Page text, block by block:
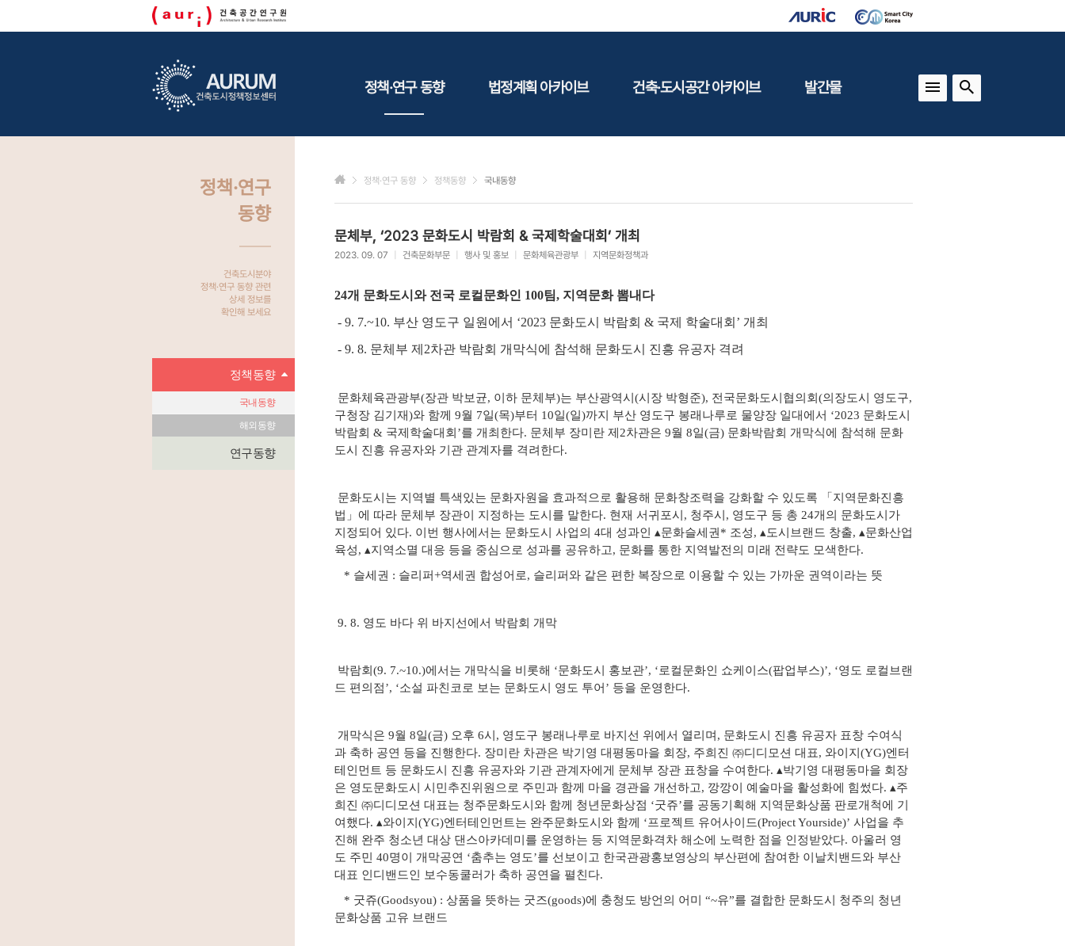
정책·연구 동향
연구동향
법정계획 아카이브
환경
사회복지
건축·도시공간 아카이브 발간물
건축도시연구
정책·연구
동향
건축도시분야
정책·연구 동향 관련
상세 정보를
확인해 보세요
정책동향
국내동향
해외동향
연구동향
정책·연구 동향 정책동향 국내동향
문체부, ‘2023 문화도시 박람회 & 국제학술대회’ 개최
2023. 09. 07 건축문화부문 행사 및 홍보 문화체육관광부 지역문화정책과
24개 문화도시와 전국 로컬문화인 100팀, 지역문화 뽐내다
- 9. 7.~10. 부산 영도구 일원에서 ‘2023 문화도시 박람회 & 국제 학술대회’ 개최
- 9. 8. 문체부 제2차관 박람회 개막식에 참석해 문화도시 진흥 유공자 격려
문화체육관광부(장관 박보균, 이하 문체부)는 부산광역시(시장 박형준), 전국문화도시협의회(의장도시 영도구,
구청장 김기재)와 함께 9월 7일(목)부터 10일(일)까지 부산 영도구 봉래나루로 물양장 일대에서 ‘2023 문화도시
박람회 & 국제학술대회’를 개최한다. 문체부 장미란 제2차관은 9월 8일(금) 문화박람회 개막식에 참석해 문화
도시 진흥 유공자와 기관 관계자를 격려한다.
문화도시는 지역별 특색있는 문화자원을 효과적으로 활용해 문화창조력을 강화할 수 있도록 「지역문화진흥
법」에 따라 문체부 장관이 지정하는 도시를 말한다. 현재 서귀포시, 청주시, 영도구 등 총 24개의 문화도시가
지정되어 있다. 이번 행사에서는 문화도시 사업의 4대 성과인 ▴문화슬세권* 조성, ▴도시브랜드 창출, ▴문화산업
육성, ▴지역소멸 대응 등을 중심으로 성과를 공유하고, 문화를 통한 지역발전의 미래 전략도 모색한다.
* 슬세권 : 슬리퍼+역세권 합성어로, 슬리퍼와 같은 편한 복장으로 이용할 수 있는 가까운 권역이라는 뜻
9. 8. 영도 바다 위 바지선에서 박람회 개막
박람회(9. 7.~10.)에서는 개막식을 비롯해 ‘문화도시 홍보관’, ‘로컬문화인 쇼케이스(팝업부스)’, ‘영도 로컬브랜
드 편의점’, ‘소설 파친코로 보는 문화도시 영도 투어’ 등을 운영한다.
개막식은 9월 8일(금) 오후 6시, 영도구 봉래나루로 바지선 위에서 열리며, 문화도시 진흥 유공자 표창 수여식
과 축하 공연 등을 진행한다. 장미란 차관은 박기영 대평동마을 회장, 주희진 ㈜디디모션 대표, 와이지(YG)엔터
테인먼트 등 문화도시 진흥 유공자와 기관 관계자에게 문체부 장관 표창을 수여한다. ▴박기영 대평동마을 회장
은 영도문화도시 시민추진위원으로 주민과 함께 마을 경관을 개선하고, 깡깡이 예술마을 활성화에 힘썼다. ▴주
희진 ㈜디디모션 대표는 청주문화도시와 함께 청년문화상점 ‘굿쥬’를 공동기획해 지역문화상품 판로개척에 기
여했다. ▴와이지(YG)엔터테인먼트는 완주문화도시와 함께 ‘프로젝트 유어사이드(Project Yourside)’ 사업을 추
진해 완주 청소년 대상 댄스아카데미를 운영하는 등 지역문화격차 해소에 노력한 점을 인정받았다. 아울러 영
도 주민 40명이 개막공연 ‘춤추는 영도’를 선보이고 한국관광홍보영상의 부산편에 참여한 이날치밴드와 부산
대표 인디밴드인 보수동쿨러가 축하 공연을 펼친다.
* 굿쥬(Goodsyou) : 상품을 뜻하는 굿즈(goods)에 충청도 방언의 어미 “~유”를 결합한 문화도시 청주의 청년
문화상품 고유 브랜드